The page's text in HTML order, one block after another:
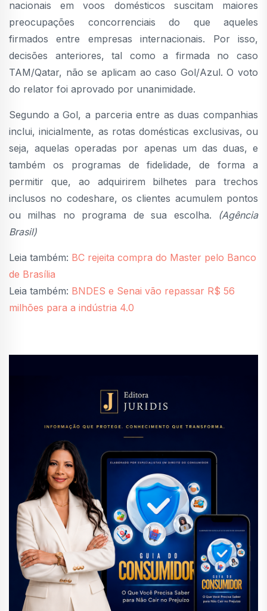
nacionais em voos domésticos suscitam maiores
preocupações concorrenciais do que aqueles
firmados entre empresas internacionais. Por isso,
decisões anteriores, tal como a firmada no caso
TAM/Qatar, não se aplicam ao caso Gol/Azul. O voto
do relator foi aprovado por unanimidade.
Segundo a Gol, a parceria entre as duas companhias
inclui, inicialmente, as rotas domésticas exclusivas, ou
seja, aquelas operadas por apenas um das duas, e
também os programas de fidelidade, de forma a
permitir que, ao adquirirem bilhetes para trechos
inclusos no codeshare, os clientes acumulem pontos
ou milhas no programa de sua escolha. (Agência
Brasil)
Leia também: BC rejeita compra do Master pelo Banco
de Brasília
Leia também: BNDES e Senai vão repassar R$ 56
milhões para a indústria 4.0